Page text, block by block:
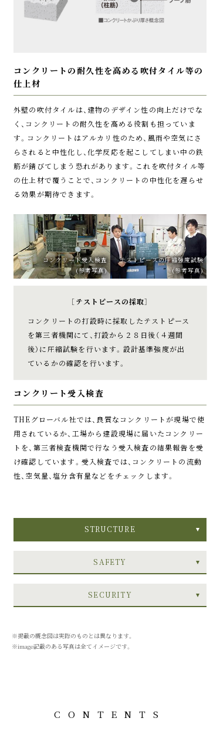
コンクリートの耐久性を高める吹付タイル等の
仕上材
外壁の吹付タイルは、建物のデザイン性の向上だけでな
く、コンクリートの耐久性を高める役割も担っていま
す。コンクリートはアルカリ性のため、風雨や空気にさ
らされると中性化し、化学反応を起こしてしまい中の鉄
筋が錆びてしまう恐れがあります。これを吹付タイル等
の仕上材で覆うことで、コンクリートの中性化を遅らせ
る効果が期待できます。
コンクリート受入検査
(参考写真)
テストピースの圧縮強度試験
(参考写真)
［テストピースの採取］
コンクリートの打設時に採取したテストピース
を第三者機関にて、打設から２８日後（４週間
後）に圧縮試験を行います。設計基準強度が出
ているかの確認を行います。
コンクリート受入検査
THEグローバル社では、良質なコンクリートが現場で使
用されているか、工場から建設現場に届いたコンクリー
トを、第三者検査機関で行なう受入検査の結果報告を受
け確認しています。受入検査では、コンクリートの流動
性、空気量、塩分含有量などをチェックします。
道具を使っても、外側から
は容易に解錠できませ
より、バールによるこじ開
けに対し強化。バールに
イメージイラスト
ハイセキュリティ
シリンダー
精密・複雑な2WAYロータ
リータンブラー方式とロ
ッキングタンブラー方式
を組み合わせたハイセキ
ュリティシリンダーを採
に困難な構造です。
※耐ピッキング性能は10分以
参考写真
玄関ドアのハンドルの上
下2ヶ所にキーロックを採
用。二重の安心で玄関を
ガードします。
参考写真
ドアスコープシャッタ
付のスコープは、広角レン
ズの採用で、訪問者の姿が
しっかり確認できます。
イメージイラスト
指詰め防止枠の玄関
間をなくすことで、扉を閉
じる際の指詰め防止に配
慮しています。
STRUCTURE
SAFETY
SECURITY
※掲載の概念図は実際のものとは異なります。
※image記載のある写真は全てイメージです。
CONTENTS